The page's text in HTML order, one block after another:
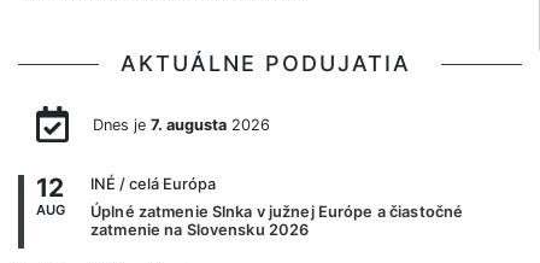
AKTUÁLNE PODUJATIA
Dnes je 7. augusta2026
12
AUG
INÉ / celá Európa
Úplné zatmenie Slnka v južnej Európe a čiastočné
zatmenie na Slovensku 2026